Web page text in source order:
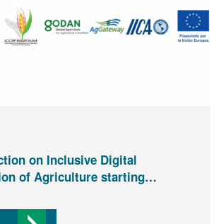
on Inclusive Digital
of Agriculture starting…